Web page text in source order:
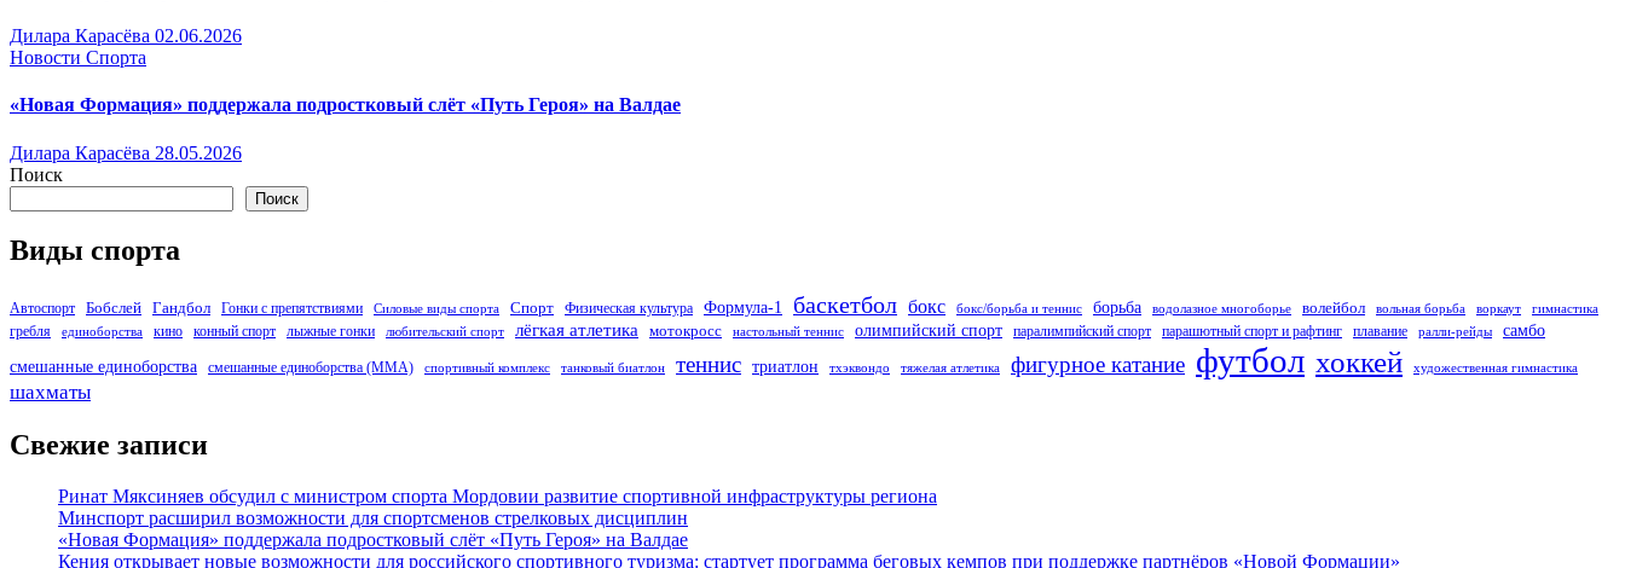
Дилара Карасёва 02.06.2026
Новости Спорта
«Новая Формация» поддержала подростковый слёт «Путь Героя» на Валдае
Дилара Карасёва 28.05.2026
Поиск
Поиск
Виды спорта
Автоспорт Бобслей Гандбол Гонки с препятствиями Силовые виды спорта Спорт Физическая культура Формула-1 баскетбол бокс бокс/борьба и теннис борьба водолазное многоборье волейбол вольная борьба воркаут гимнастика
гребля единоборства кино конный спорт лыжные гонки любительский спорт лёгкая атлетика мотокросс настольный теннис олимпийский спорт паралимпийский спорт парашютный спорт и рафтинг плавание ралли-рейды
самбо
смешанные единоборства
смешанные единоборства (ММА) спортивный комплекс танковый биатлон теннис триатлон тхэквондо тяжелая атлетика фигурное катание футбол хоккей художественная гимнастика
шахматы
Свежие записи
Ринат Мяксиняев обсудил с министром спорта Мордовии развитие спортивной инфраструктуры региона
Минспорт расширил возможности для спортсменов стрелковых дисциплин
«Новая Формация» поддержала подростковый слёт «Путь Героя» на Валдае
Кения открывает новые возможности для российского спортивного туризма: стартует программа беговых кемпов при поддержке партнёров «Новой Формации»